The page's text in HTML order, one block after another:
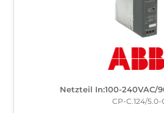
Netzteil In:100-240VAC/
CP-C.124/5.0-